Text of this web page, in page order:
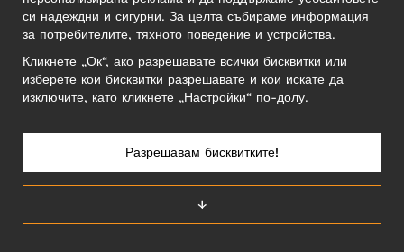
БИЗНЕС АДРЕС
Motley Denim Europe OÜ
Narva mnt 5, EE-10117 Tallinn
Reg: 12356245
Внимание! Не връщайте продукти на този адрес!
БЪЛГАРИЯ/БЪЛГАРСКИ
си надеждни и сигурни. За целта събираме информация
за потребителите, тяхното поведение и устройства.
Кликнете „Ок“, ако разрешавате всички бисквитки или
изберете кои бисквитки разрешавате и кои искате да
изключите, като кликнете „Настройки“ по-долу.
↓
Разрешавам бисквитките!